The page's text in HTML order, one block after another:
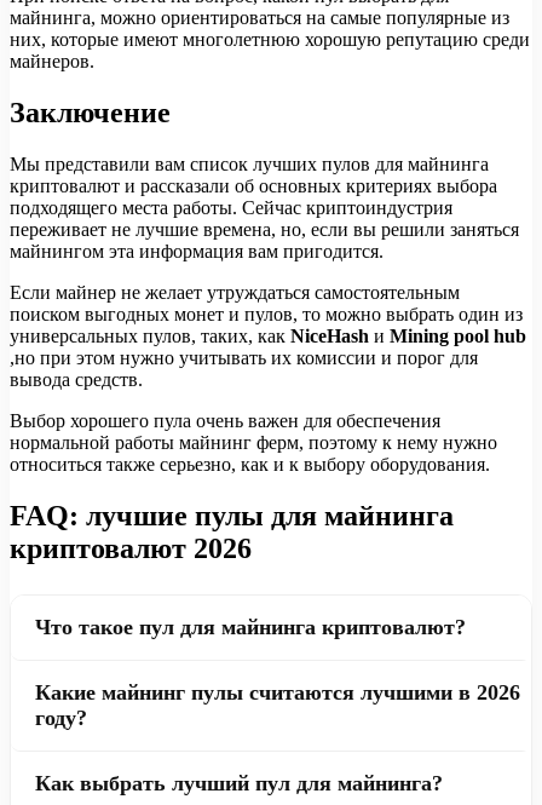
майнинга, можно ориентироваться на самые популярные из
них, которые имеют многолетнюю хорошую репутацию среди
майнеров.
Заключение
Мы представили вам список лучших пулов для майнинга
криптовалют и рассказали об основных критериях выбора
подходящего места работы. Сейчас криптоиндустрия
переживает не лучшие времена, но, если вы решили заняться
майнингом эта информация вам пригодится.
Если майнер не желает утруждаться самостоятельным
поиском выгодных монет и пулов, то можно выбрать один из
универсальных пулов, таких, как NiceHash и Mining pool hub
,но при этом нужно учитывать их комиссии и порог для
вывода средств.
Выбор хорошего пула очень важен для обеспечения
нормальной работы майнинг ферм, поэтому к нему нужно
относиться также серьезно, как и к выбору оборудования.
FAQ: лучшие пулы для майнинга
криптовалют 2026
Что такое пул для майнинга криптовалют?
вычислительные мощности множества майнеров для
совместного поиска блоков в блокчейне. Когда пул
участниками пропорционально их хешрейту. Такой
Какие майнинг пулы считаются лучшими в 2026
году?
2026 году выделяются ViaBTC, F2Pool, AntPool,
Как выбрать лучший пул для майнинга?